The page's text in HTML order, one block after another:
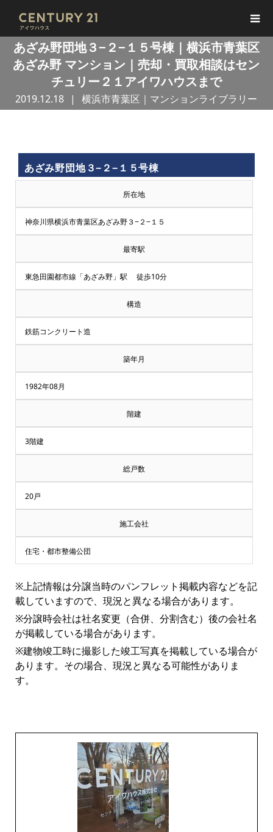
あざみ野団地３−２−１５号棟｜横浜市青葉区
あざみ野 マンション｜売却・買取相談はセン
チュリー２１アイワハウスまで
2019.12.18 横浜市青葉区｜マンションライブラリー
買
取
王
で
売
却・
取
談
付
中
♪
マ
ン
シ
ョ
ン
あざみ野団地３−２−１５号棟
所在地
神奈川県横浜市青葉区あざみ野３−２−１５
最寄駅
東急田園都市線「あざみ野」駅 徒歩10分
構造
鉄筋コンクリート造
築年月
1982年08月
階建
3階建
総戸数
20戸
施工会社
住宅・都市整備公団
※上記情報は分譲当時のパンフレット掲載内容などを記
載していますので、現況と異なる場合があります。
※分譲時会社は社名変更（合併、分割含む）後の会社名
が掲載している場合があります。
※建物竣工時に撮影した竣工写真を掲載している場合が
あります。その場合、現況と異なる可能性がありま
す。